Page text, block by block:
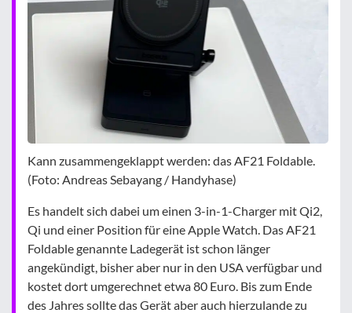
Kann zusammengeklappt werden: das AF21 Foldable.
(Foto: Andreas Sebayang / Handyhase)
Es handelt sich dabei um einen 3-in-1-Charger mit Qi2,
Qi und einer Position für eine Apple Watch. Das AF21
Foldable genannte Ladegerät ist schon länger
angekündigt, bisher aber nur in den USA verfügbar und
kostet dort umgerechnet etwa 80 Euro. Bis zum Ende
des Jahres sollte das Gerät aber auch hierzulande zu